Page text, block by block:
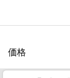
価格